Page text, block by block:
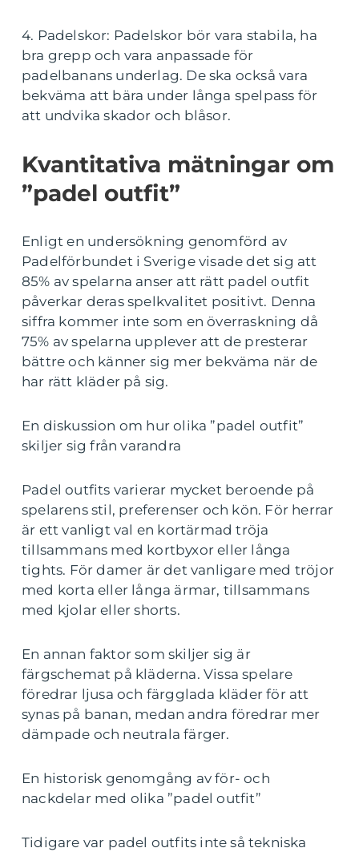
4. Padelskor: Padelskor bör vara stabila, ha
bra grepp och vara anpassade för
padelbanans underlag. De ska också vara
bekväma att bära under långa spelpass för
att undvika skador och blåsor.
Kvantitativa mätningar om
”padel outfit”
Enligt en undersökning genomförd av
Padelförbundet i Sverige visade det sig att
85% av spelarna anser att rätt padel outfit
påverkar deras spelkvalitet positivt. Denna
siffra kommer inte som en överraskning då
75% av spelarna upplever att de presterar
bättre och känner sig mer bekväma när de
har rätt kläder på sig.
En diskussion om hur olika ”padel outfit”
skiljer sig från varandra
Padel outfits varierar mycket beroende på
spelarens stil, preferenser och kön. För herrar
är ett vanligt val en kortärmad tröja
tillsammans med kortbyxor eller långa
tights. För damer är det vanligare med tröjor
med korta eller långa ärmar, tillsammans
med kjolar eller shorts.
En annan faktor som skiljer sig är
färgschemat på kläderna. Vissa spelare
föredrar ljusa och färgglada kläder för att
synas på banan, medan andra föredrar mer
dämpade och neutrala färger.
En historisk genomgång av för- och
nackdelar med olika ”padel outfit”
Tidigare var padel outfits inte så tekniska